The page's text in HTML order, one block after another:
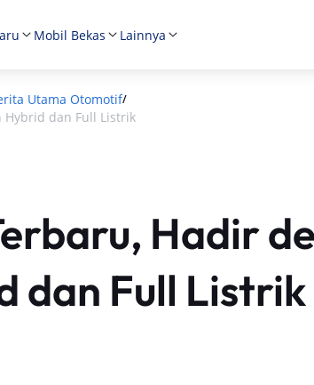
Mobil Bekas Lainnya
Utama Otomotif/
Hybrid dan Full Listrik
Hadir
dan Full Listrik